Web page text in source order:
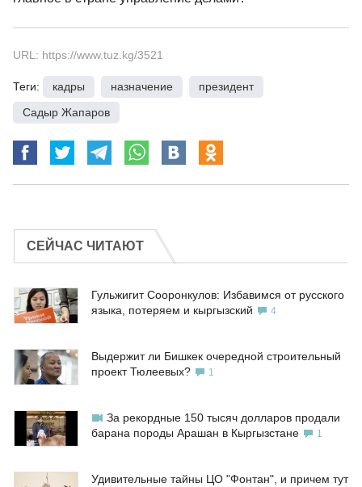
URL: https://www.tuz.kg/3521
Теги: кадры назначение президент
Садыр Жапаров
СЕЙЧАС ЧИТАЮТ
Гульжигит Сооронкулов: Избавимся от русского
языка, потеряем и кыргызский
4
Выдержит ли Бишкек очередной строительный
проект Тюлеевых?
1
За рекордные 150 тысяч долларов продали
барана породы Арашан в Кыргызстане
1
Удивительные тайны ЦО "Фонтан", и причем тут